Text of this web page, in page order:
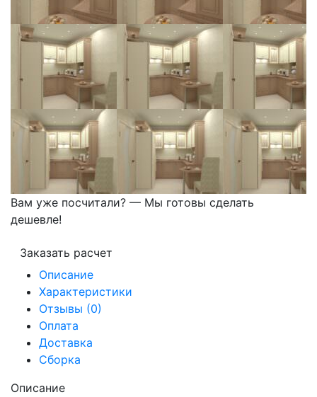
Вам уже посчитали? — Мы готовы сделать
дешевле!
Заказать расчет
Описание
Характеристики
Отзывы (0)
Оплата
Доставка
Сборка
Описание